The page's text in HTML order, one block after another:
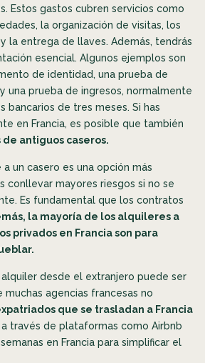
Estos gastos cubren servicios como
la organización de visitas, los
la entrega de llaves. Además, tendrás
esencial. Algunos ejemplos son
de identidad, una prueba de
una prueba de ingresos, normalmente
bancarios de tres meses. Si has
en Francia, es posible que también
antiguos caseros.
un casero es una opción más
conllevar mayores riesgos si no se
Es fundamental que los contratos
la mayoría de los alquileres a
privados en Francia son para
alquiler desde el extranjero puede ser
muchas agencias francesas no
que se trasladan a Francia
través de plataformas como Airbnb
en Francia para simplificar el